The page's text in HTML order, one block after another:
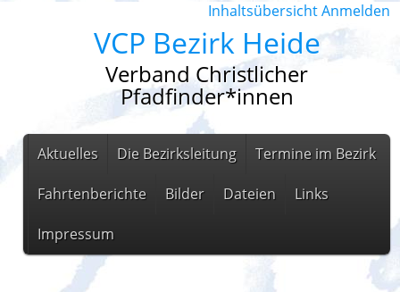
InhaltsübersichtAnmelden
VCP Bezirk Heide
Verband Christlicher
Pfadfinder*innen
Aktuelles Die Bezirksleitung Termine im Bezirk
Fahrtenberichte Bilder Dateien Links
Impressum